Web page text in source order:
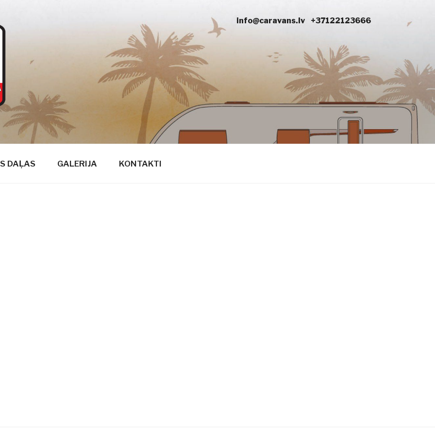
DAĻAS GALERIJA KONTAKTI
info@caravans.lv +37122123666